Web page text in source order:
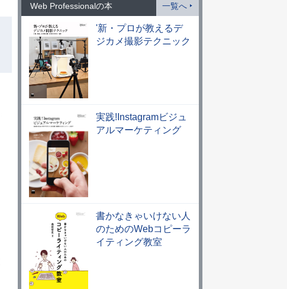
Web Professionalの本 一覧へ
'新・プロが教えるデ
ジカメ撮影テクニック
実践!Instagramビジュ
アルマーケティング
書かなきゃいけない人
のためのWebコピーラ
イティング教室